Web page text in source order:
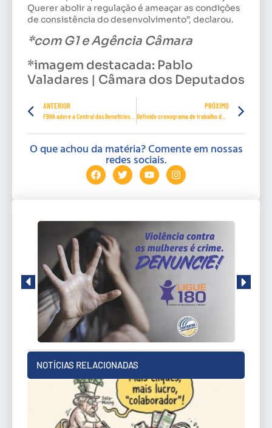
Querer abolir a regulação é ameaçar as condições
de consistência do desenvolvimento”, declarou.
*com G1 e Agência Câmara
*imagem destacada: Pablo
Valadares | Câmara dos Deputados
ANTERIOR
FBHA adere a Central dos Benefícios CONTRATUH, abrangendo todo o território nacional
PRÓXIMO
Definido cronograma de trabalho da PEC 6/2019 no Senado Federal
O que achou da matéria? Comente em nossas
redes sociais.
NOTÍCIAS RELACIONADAS